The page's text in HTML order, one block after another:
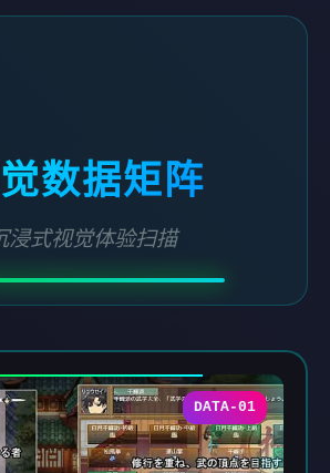
数据矩阵
浸式视觉体验扫描
DATA-01